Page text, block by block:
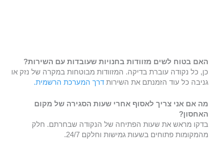
האם בטוח לשים מזוודות בחנויות שעובדות עם השירות?
כן, כל נקודה עוברת בדיקה. המזוודות מבוטחות במקרה של נזק או
גניבה כל עוד הזמנתם את השירותדרך המערכת הרשמית.
מה אם אני צריך לאסוף אחרי שעות הסגירה של מקום
האחסון?
בדקו מראש את שעות הפתיחה של הנקודה שבחרתם. חלק
מהמקומות פתוחים בשעות גמישות וחלקם 24/7.